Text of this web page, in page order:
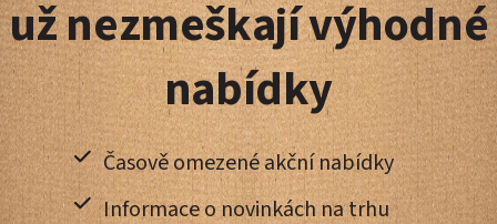
íuž nezmeškají výhodné
nabídky
Časově omezené akční nabídky
Informace o novinkách na trhu